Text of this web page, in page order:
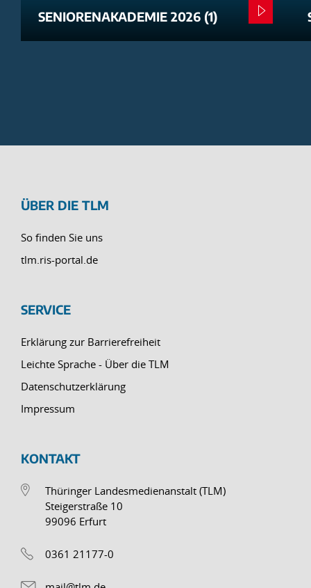
SENIORENAKADEMIE 2026 (1)
ÜBER DIE TLM
So finden Sie uns
tlm.ris-portal.de
SERVICE
Erklärung zur Barrierefreiheit
Leichte Sprache - Über die TLM
Datenschutzerklärung
Impressum
KONTAKT
Thüringer Landesmedienanstalt (TLM)
Steigerstraße 10
99096 Erfurt
0361 21177-0